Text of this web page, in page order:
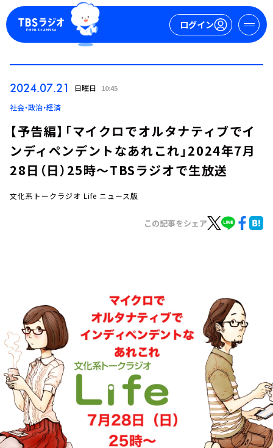
ログイン
イベント・グッズ
YouTube
会社情報
2024.07.21 日曜日 10:45
社会・政治・経済
【予告編】「マイクロでオルタナティブでイ
ンディペンデントなあれこれ」2024年7月
28日（日）25時～TBSラジオで生放送
文化系トークラジオ Life ニュース版
この記事をシェア